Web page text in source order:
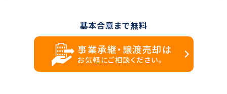
基本合意まで無料
事業承継・譲渡売却は
お気軽にご相談ください。